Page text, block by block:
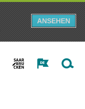
ANSEHEN